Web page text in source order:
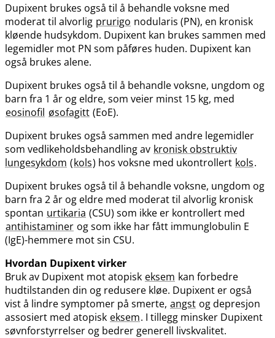
Dupixent brukes også til å behandle voksne med
moderat til alvorlig prurigo nodularis (PN), en kronisk
kløende hudsykdom. Dupixent kan brukes sammen med
legemidler mot PN som påføres huden. Dupixent kan
også brukes alene.
Dupixent brukes også til å behandle voksne, ungdom og
barn fra 1 år og eldre, som veier minst 15 kg, med
eosinofil øsofagitt (EoE).
Dupixent brukes også sammen med andre legemidler
som vedlikeholdsbehandling av kronisk obstruktiv
lungesykdom (kols) hos voksne med ukontrollert kols.
Dupixent brukes også til å behandle voksne, ungdom og
barn fra 2 år og eldre med moderat til alvorlig kronisk
spontan urtikaria (CSU) som ikke er kontrollert med
antihistaminer og som ikke har fått immunglobulin E
(IgE)-hemmere mot sin CSU.
Hvordan Dupixent virker
Bruk av Dupixent mot atopisk eksem kan forbedre
hudtilstanden din og redusere kløe. Dupixent er også
vist å lindre symptomer på smerte, angst og depresjon
assosiert med atopisk eksem. I tillegg minsker Dupixent
søvnforstyrrelser og bedrer generell livskvalitet.